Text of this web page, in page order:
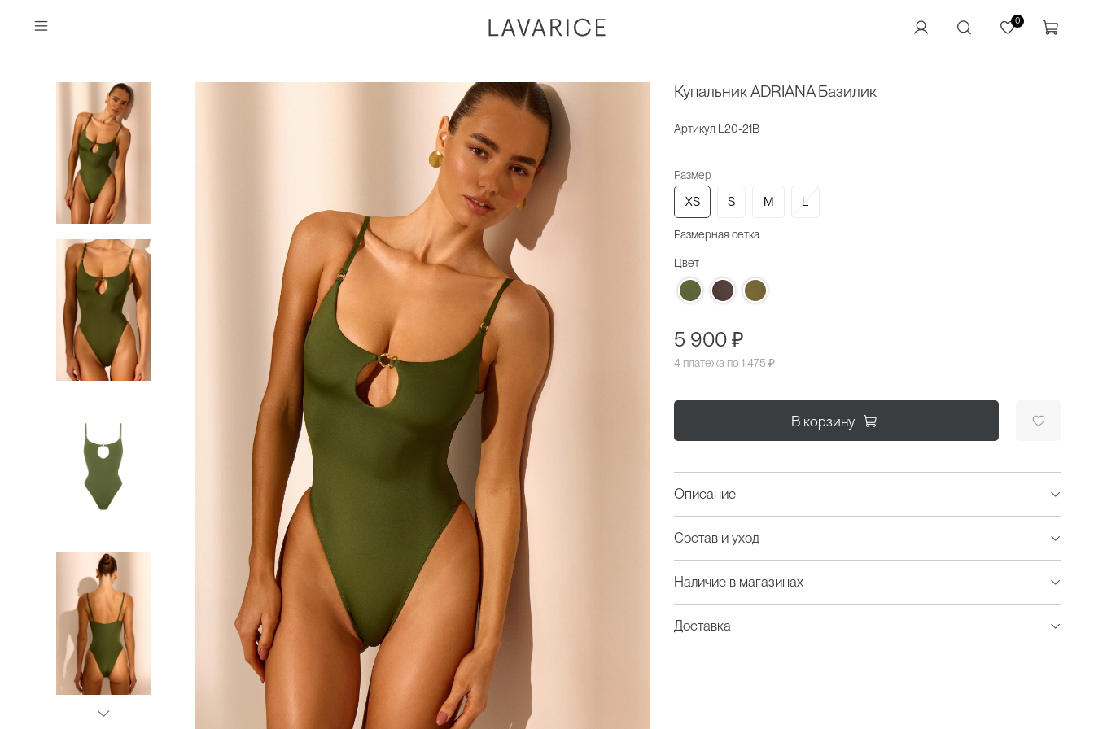
0
Купальник ADRIANA Базилик
Размер
XS S M L
Размерная сетка
Артикул L20-21B
Цвет
5 900 ₽
4 платежа по1 475 ₽
В корзину
Описание
Состав и уход
Наличие в магазинах
Доставка